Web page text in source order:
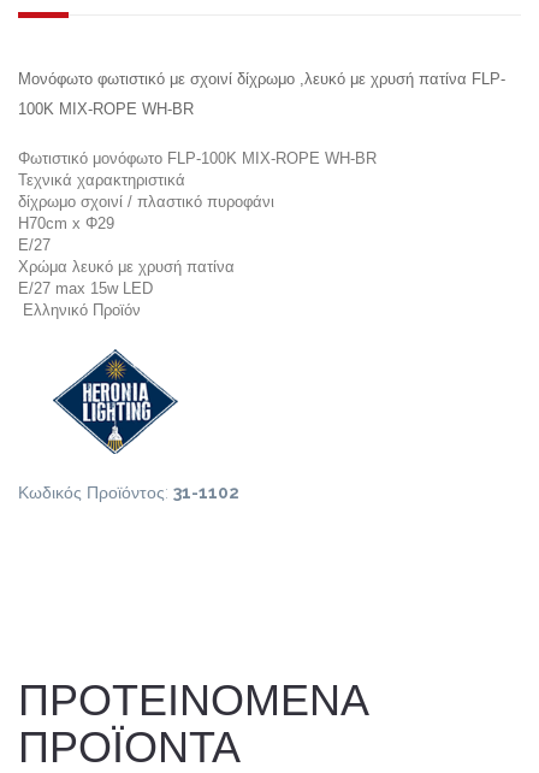
Μονόφωτο φωτιστικό με σχοινί δίχρωμο ,λευκό με χρυσή πατίνα FLP-
100K MIX-ROPE WH-BR
Φωτιστικό μονόφωτο FLP-100K MIX-ROPE WH-BR
Τεχνικά χαρακτηριστικά
δίχρωμο σχοινί / πλαστικό πυροφάνι
H70cm x Φ29
Ε/27
Χρώμα λευκό με χρυσή πατίνα
E/27 max 15w LED
Ελληνικό Προϊόν
Κωδικός Προϊόντος: 31-1102
ΠΡΟΤΕΙΝΟΜΕΝΑ
ΠΡΟΪΟΝΤΑ